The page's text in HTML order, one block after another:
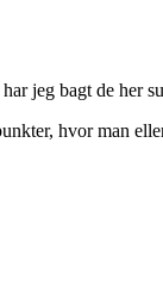
jeg bagt de her
hvor man